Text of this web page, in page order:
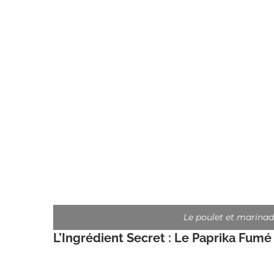
Le poulet et
L’Ingrédient Secret : Le Paprika Fumé